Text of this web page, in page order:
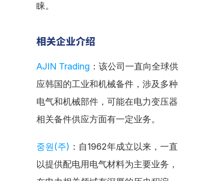
睐。
相关企业介绍
AJIN Trading ：该公司一直向全球供
应韩国的工业和机械备件，涉及多种
电气和机械部件，可能在电力变压器
相关备件供应方面有一定业务。
중원(주) ：自1962年成立以来，一直
以提供配电用电气材料为主要业务，